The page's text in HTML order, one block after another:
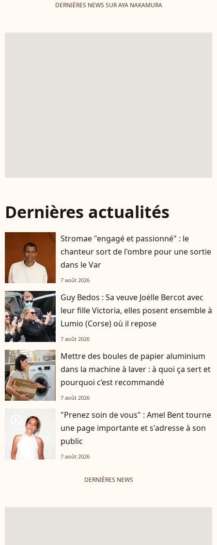
DERNIÈRES NEWS SUR AYA NAKAMURA
Dernières actualités
Stromae "engagé et passionné" : le
chanteur sort de l'ombre pour une sortie
dans le Var
7 août 2026
Guy Bedos : Sa veuve Joëlle Bercot avec
leur fille Victoria, elles posent ensemble à
Lumio (Corse) où il repose
7 août 2026
Mettre des boules de papier aluminium
dans la machine à laver : à quoi ça sert et
pourquoi c’est recommandé
7 août 2026
"Prenez soin de vous" : Amel Bent tourne
une page importante et s'adresse à son
public
7 août 2026
DERNIÈRES NEWS